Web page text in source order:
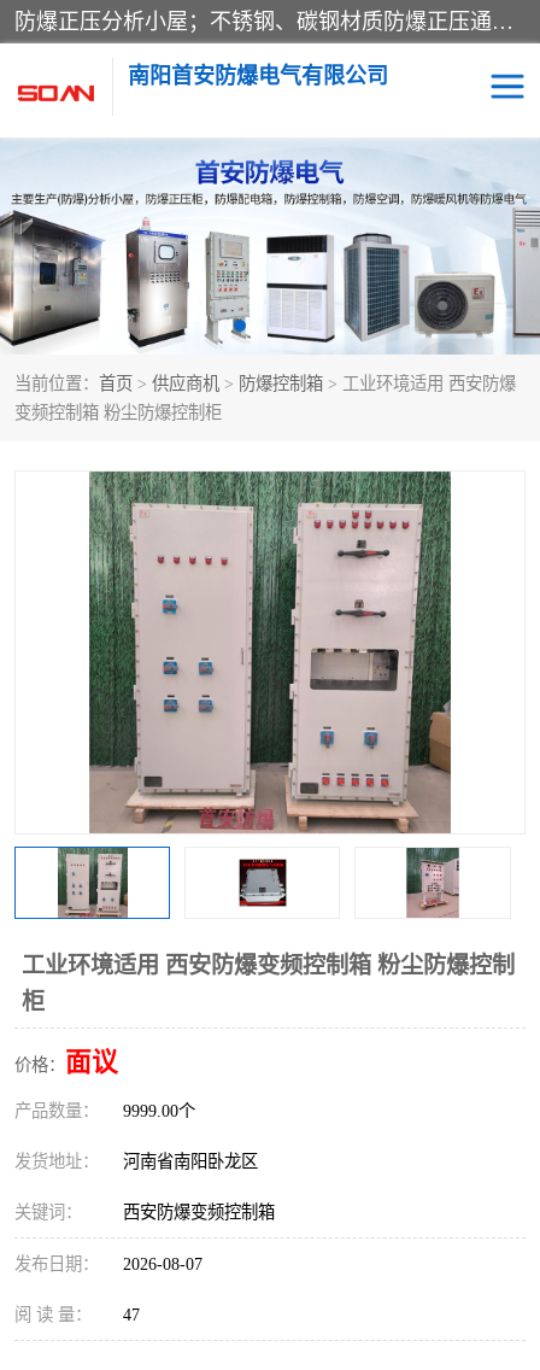
防爆正压分析小屋；不锈钢、碳钢材质防爆正压通风柜，分上下、左右、外挂三种款式；立式、挂式防爆配电柜体；不锈钢、碳钢防爆变频、磁力、星三角启动器；不锈钢、碳钢、铸铝防爆控制箱柜；可操作按键、多块式防爆仪表箱；多材质防爆接线箱；台式防爆电脑、防爆监视器。产品适配石油、化工、煤炭、电力、纺织、酿酒、航天、铁路、冶金、船舶、消防、市政等多行业工况使用。
南阳首安防爆电气有限公司
当前位置： 首页 > 供应商机 > 防爆控制箱 > 工业环境适用 西安防爆
变频控制箱 粉尘防爆控制柜
工业环境适用 西安防爆变频控制箱 粉尘防爆控制
柜
价格： 面议
产品数量： 9999.00个
发货地址： 河南省南阳卧龙区
关键词： 西安防爆变频控制箱
发布日期： 2026-08-07
阅 读 量： 47
防爆小屋 防爆正压柜
防爆空调 防爆配电箱
防爆控制箱 防爆接线箱
防爆操作柱 防爆监视显示器